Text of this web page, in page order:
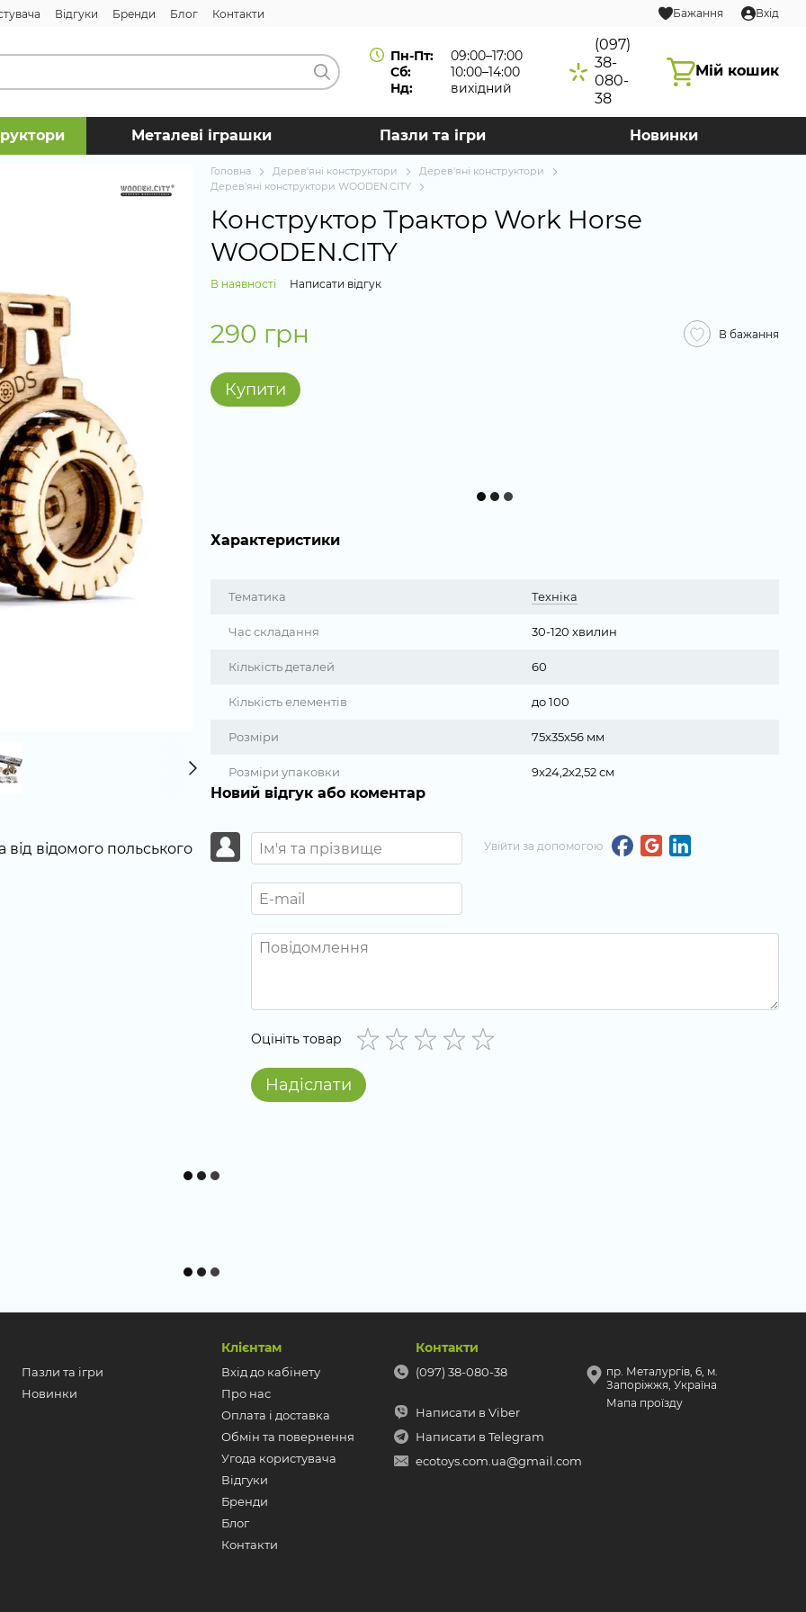
Відгуки Бренди Блог Контакти Бажання Вхід
Пн-Пт:
09:00–17:00
Сб:
10:00–14:00
Нд:
вихідний
(097)
38-
080-
38
Мій кошик
Металеві іграшки Пазли та ігри Новинки
відомого польського
Головна Дерев'яні конструктори
Дерев'яні конструктори
Дерев'яні конструктори WOODEN.CITY
Конструктор Трактор Work Horse
WOODEN.CITY
В наявності Написати відгук
290 грн В бажання
Купити
Характеристики
Тематика Техніка
Час складання 30-120 хвилин
Кількість деталей 60
Кількість елементів до 100
Розміри 75x35x56 мм
Розміри упаковки 9x24,2x2,52 см
Новий відгук або коментар
Увійти за допомогою
Оцініть товар
Надіслати
Пазли та ігри
Новинки
Клієнтам
Вхід до кабінету
Про нас
Оплата і доставка
Обмін та повернення
Угода користувача
Відгуки
Бренди
Блог
Контакти
Контакти
(097) 38-080-38
Написати в Viber
Написати в Telegram
ecotoys.com.ua@gmail.com
пр. Металургів, 6, м.
Запоріжжя, Україна
Мапа проїзду